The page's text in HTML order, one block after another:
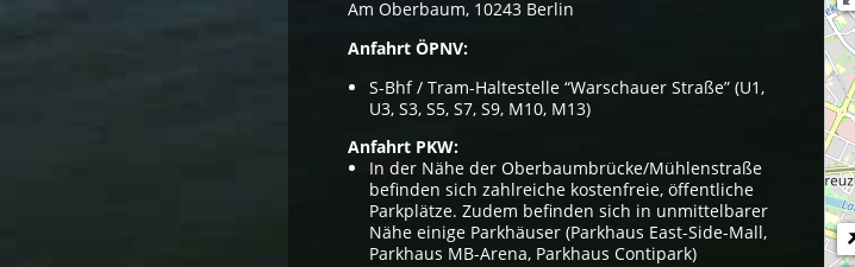
Am Oberbaum, 10243 Berlin
Anfahrt ÖPNV:
S-Bhf / Tram-Haltestelle “Warschauer Straße” (U1,
U3, S3, S5, S7, S9, M10, M13)
Anfahrt PKW:
In der Nähe der Oberbaumbrücke/Mühlenstraße
befinden sich zahlreiche kostenfreie, öffentliche
Parkplätze. Zudem befinden sich in unmittelbarer
Nähe einige Parkhäuser (Parkhaus East-Side-Mall,
Parkhaus MB-Arena, Parkhaus Contipark)